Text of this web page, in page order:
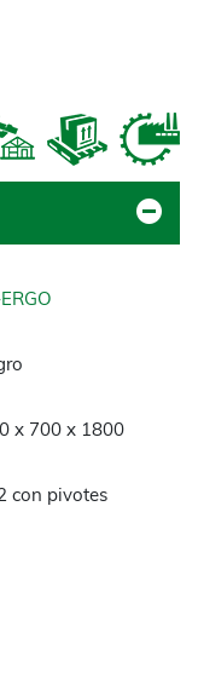
x 700 x 1800
con pivotes